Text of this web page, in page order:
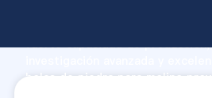
fuerte capacidad de
bolas de piedra para molino